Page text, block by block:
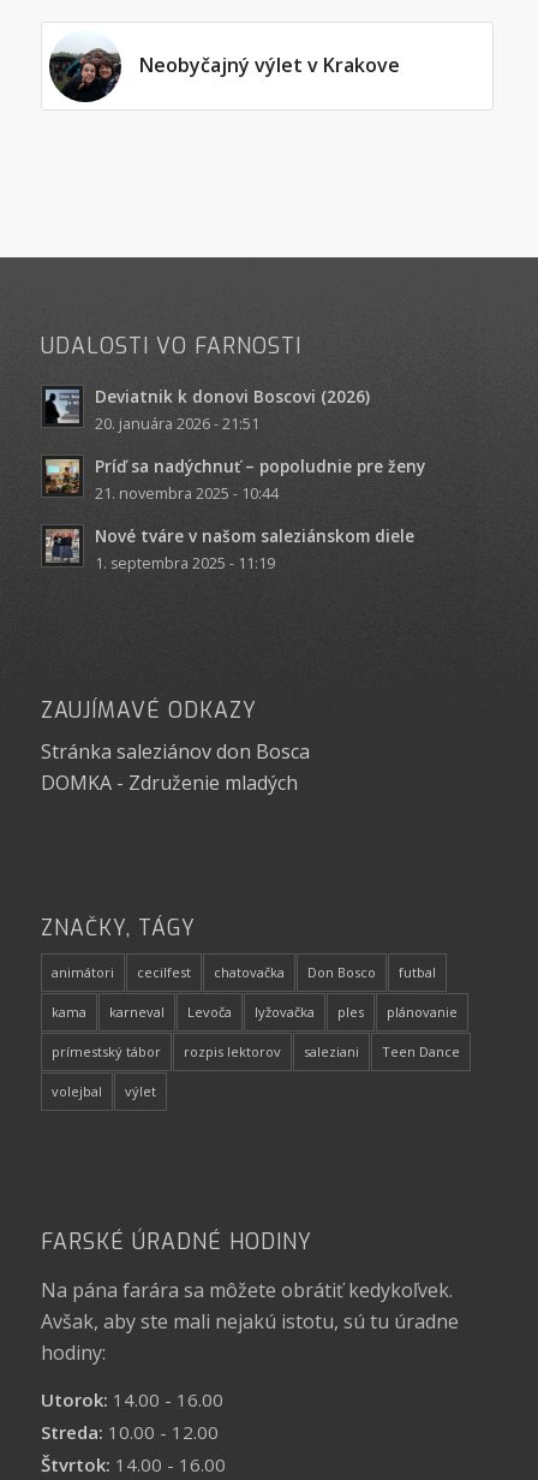
Neobyčajný výlet v Krakove
UDALOSTI VO FARNOSTI
Deviatnik k donovi Boscovi (2026)
20. januára 2026 - 21:51
Príď sa nadýchnuť – popoludnie pre ženy
21. novembra 2025 - 10:44
Nové tváre v našom saleziánskom diele
1. septembra 2025 - 11:19
ZAUJÍMAVÉ ODKAZY
Stránka saleziánov don Bosca
DOMKA - Združenie mladých
ZNAČKY, TÁGY
animátori cecilfest chatovačka Don Bosco futbal
kama karneval Levoča lyžovačka ples plánovanie
prímestský tábor rozpis lektorov saleziani Teen Dance
volejbal výlet
FARSKÉ ÚRADNÉ HODINY
Na pána farára sa môžete obrátiť kedykoľvek.
Avšak, aby ste mali nejakú istotu, sú tu úradne
hodiny:
Utorok: 14.00 - 16.00
Streda: 10.00 - 12.00
Štvrtok: 14.00 - 16.00